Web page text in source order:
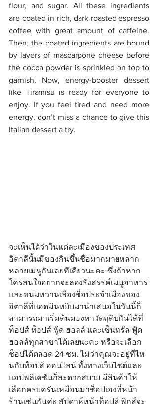
flour, and sugar. All these ingredients
are coated in rich, dark roasted espresso
coffee with great amount of caffeine.
Then, the coated ingredients are bound
by layers of mascarpone cheese before
the cocoa powder is sprinkled on top to
garnish. Now, energy-booster dessert
like Tiramisu is ready for everyone to
enjoy. If you feel tired and need more
energy, don’t miss a chance to give this
Italian dessert a try.
จะเห็นได้ว่าในแต่ละเมืองของประเทศ
อิตาลีนั้นมีของกินขึ้นชื่อมากมายหลาก
หลายเมนูกันเลยทีเดียวนะคะ ซึ่งถ้าหาก
ใครสนใจอยากจะลองรังสรรค์เมนูอาหาร
และขนมหวานเลืองชื่อประจำเมืองของ
อิตาลีที่แอดมินหยิบมานำเสนอในวันนี้ก็
สามารถมาเริ่มต้นมองหาวัตถุดิบกันได้ที่
ท็อปส์ ท็อปส์ ฟู้ด ฮอลล์ และเซ็นทรัล ฟู้ด
ฮอลล์ทุกสาขาได้เลยนะคะ หรือจะเลือก
ช็อปได้ตลอด 24 ชม. ไม่ว่าคุณจะอยู่ที่ไห
นกับท็อปส์ ออนไลน์ ทั้งทางเว็บไซต์และ
แอปพลิเคชันก็สะดวกสบาย มีสินค้าให้
เลือกครบครันเหมือนมาช็อปเองที่หน้า
ร้านเช่นกันค่ะ สัปดาห์หน้าท็อปส์ พิกส์จะ